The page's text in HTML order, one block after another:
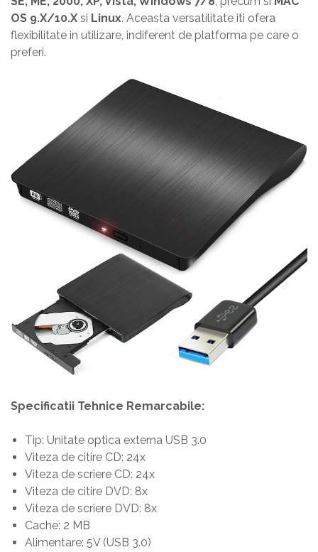
OS 9.X/10.X si Linux. Aceasta versatilitate iti ofera
flexibilitate in utilizare, indiferent de platforma pe care o
preferi.
Specificatii Tehnice Remarcabile:
Tip: Unitate optica externa USB 3.0
Viteza de citire CD: 24x
Viteza de scriere CD: 24x
Viteza de citire DVD: 8x
Viteza de scriere DVD: 8x
Cache: 2 MB
Alimentare: 5V (USB 3.0)